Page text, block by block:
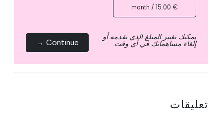
€ 15.00 / month
يمكنك تغيير المبلغ الذي تقدمه أو
إلغاء مساهماتك في أي وقت. Continue →
تعليقات